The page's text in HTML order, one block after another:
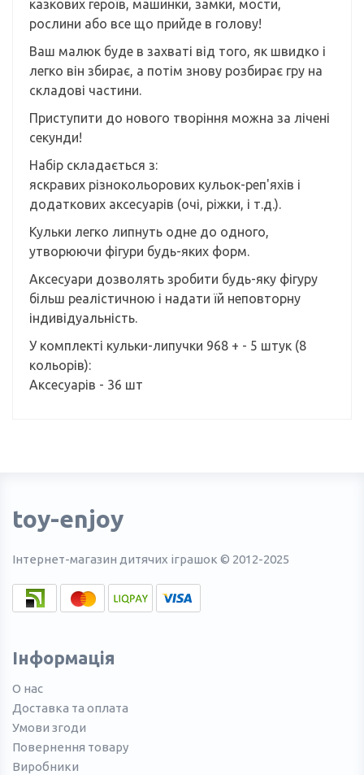
казкових героїв, машинки, замки, мости,
рослини або все що прийде в голову!
Ваш малюк буде в захваті від того, як швидко і
легко він збирає, а потім знову розбирає гру на
складові частини.
Приступити до нового творіння можна за лічені
секунди!
Набір складається з:
яскравих різнокольорових кульок-реп'яхів і
додаткових аксесуарів (очі, ріжки, і т.д.).
Кульки легко липнуть одне до одного,
утворюючи фігури будь-яких форм.
Аксесуари дозволять зробити будь-яку фігуру
більш реалістичною і надати їй неповторну
індивідуальність.
У комплекті кульки-липучки 968 + - 5 штук (8
кольорів):
Аксесуарів - 36 шт
toy-enjoy
Інтернет-магазин дитячих іграшок © 2012-2025
Інформація
О нас
Доставка та оплата
Умови згоди
Повернення товару
Виробники